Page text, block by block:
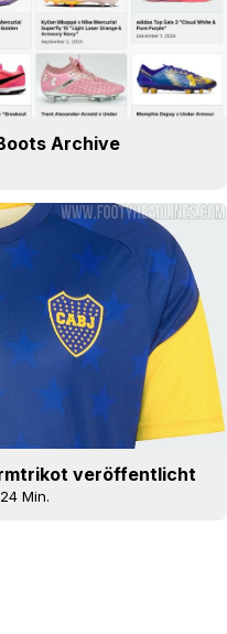
Archive
veröffentlicht
24 Min.